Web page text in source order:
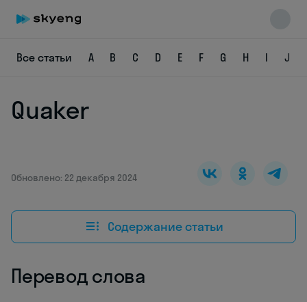
Все статьи A B C D E F G H I J
Quaker
Обновлено: 22 декабря 2024
Содержание статьи
Перевод слова